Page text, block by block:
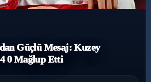
›
Güçlü Mesaj: Kuzey
0 Mağlup Etti